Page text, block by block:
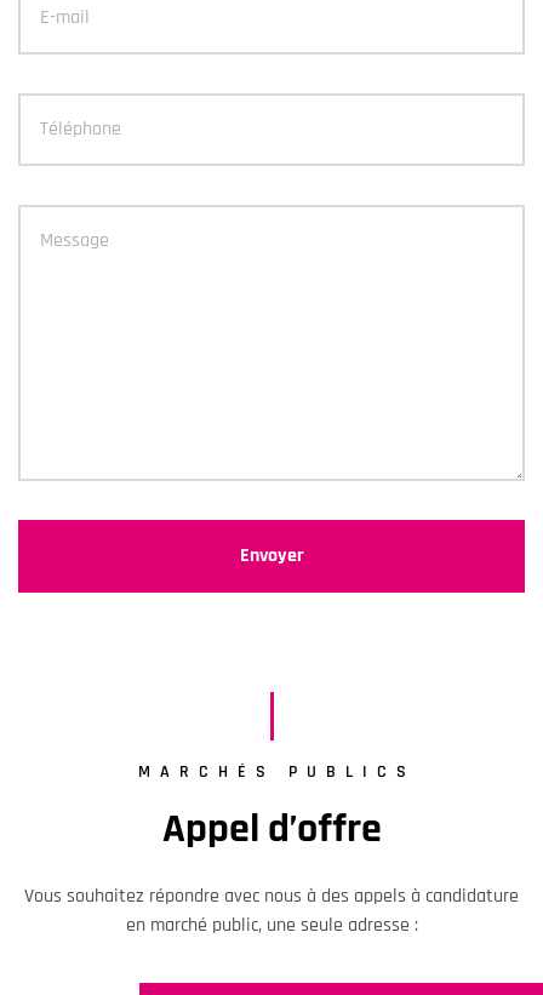
MARCHÉS PUBLICS
Appel d’offre
Vous souhaitez répondre avec nous à des appels à candidature
en marché public, une seule adresse :